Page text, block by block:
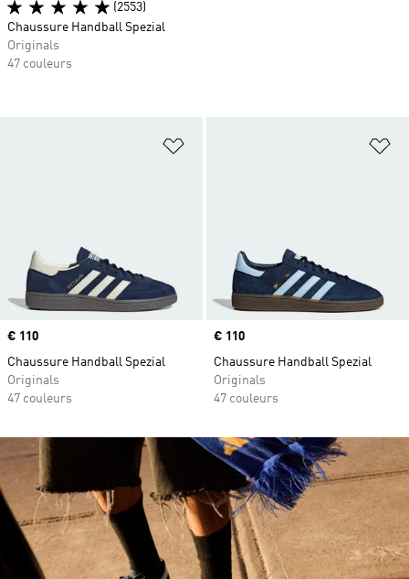
Ajouter à la Liste de produits
Prix
€ 110
Chaussure Handball Spezial
Originals
47 couleurs
Prix
€ 110
Chaussure Handball Spezial
Originals
47 couleurs
(2553)
Chaussure Handball Spezial
Originals
47 couleurs